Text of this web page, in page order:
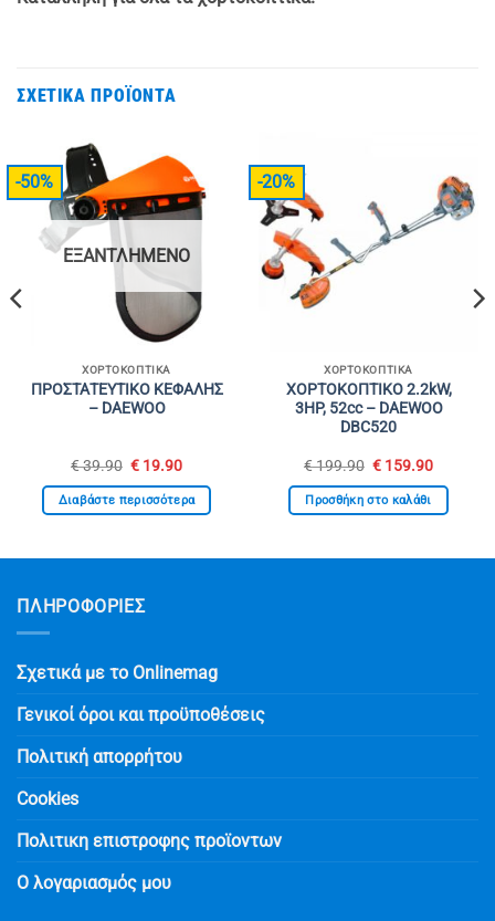
ΣΧΕΤΙΚΆ ΠΡΟΪΌΝΤΑ
-50%
ΕΞΑΝΤΛΗΜΈΝΟ
ΧΟΡΤΟΚΟΠΤΙΚΆ
ΠΡΟΣΤΑΤΕΥΤΙΚΟ ΚΕΦΑΛΗΣ
– DAEWOO
€39.90 Original
was:
€ 39.90.
€ 19.90Η
τιμή
είναι:
Διαβάστε περισσότερα
-20%
ΧΟΡΤΟΚΟΠΤΙΚΆ
ΧΟΡΤΟΚΟΠΤΙΚΟ 2.2kW,
3HP, 52cc – DAEWOO
DBC520
€199.90 Original
was:
€ 199.90.
€ 159.90Η
τιμή
είναι:
Προσθήκη στο καλάθι
ΠΛΗΡΟΦΟΡΙΕΣ
Σχετικά με το Onlinemag
Γενικοί όροι και προϋποθέσεις
Πολιτική απορρήτου
Cookies
Πολιτικη επιστροφης προϊοντων
Ο λογαριασμός μου